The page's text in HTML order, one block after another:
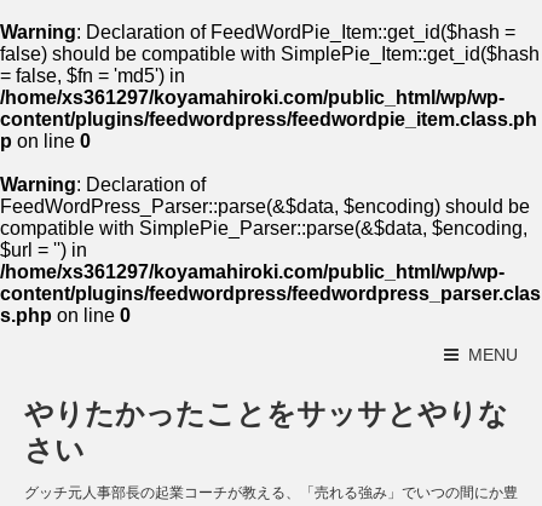
Warning: Declaration of FeedWordPie_Item::get_id($hash =
false) should be compatible with SimplePie_Item::get_id($hash
= false, $fn = 'md5') in
/home/xs361297/koyamahiroki.com/public_html/wp/wp-
content/plugins/feedwordpress/feedwordpie_item.class.ph
p on line 0
Warning: Declaration of
FeedWordPress_Parser::parse(&$data, $encoding) should be
compatible with SimplePie_Parser::parse(&$data, $encoding,
$url = '') in
/home/xs361297/koyamahiroki.com/public_html/wp/wp-
content/plugins/feedwordpress/feedwordpress_parser.clas
s.php on line 0
MENU
やりたかったことをサッサとやりな
さい
グッチ元人事部長の起業コーチが教える、「売れる強み」でいつの間にか豊